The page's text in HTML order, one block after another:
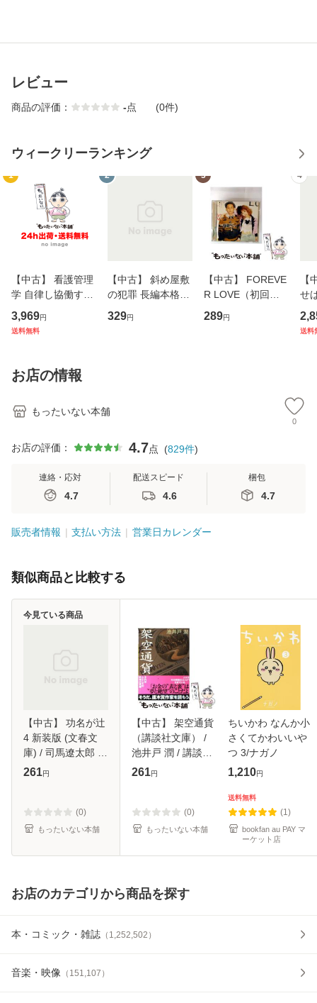
レビュー
商品の評価： -点 (0件)
ウィークリーランキング
1
【中古】 看護管理
学 自律し協働する
専門職の看護マネ
ジメントスキル 改
恵 藤本幸三 / 南江
堂 [単行
3,969円
送料無料
2
【中古】 斜め屋敷
の犯罪 長編本格推
理小説 (光文社文
庫) / 島田荘司 / 光
329円
3
【中古】 FOREVE
R LOVE（初回生
産限定盤） / 清水
翔太×加藤ミリヤ /
289円
4
【
せ
タ
送料
お店の情報
もったいない本舗
0
お店の評価： 4.7点 (829件)
連絡・応対
4.7
配送スピード
4.6
梱包
4.7
販売者情報 支払い方法 営業日カレンダー
類似商品と比較する
【中古】 功名が辻
4 新装版 (文春文
庫) / 司馬遼太郎 /
文藝春秋 [文庫]
261円
(0)
もったいない本舗
今見ている商品
【中古】 架空通貨
（講談社文庫） /
池井戸 潤 / 講談社
[文庫]【メール便送
261円
(0)
もったいない本舗
ちいかわ なんか小
さくてかわいいや
つ 3/ナガノ
1,210円
送料無料
(1)
bookfan au PAY マ
ーケット店
お店のカテゴリから商品を探す
本・コミック・雑誌 （ 1,252,502 ）
音楽・映像 （ 151,107 ）